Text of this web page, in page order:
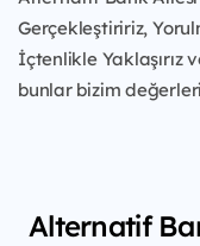
Gerçekleştiririz,
İçtenlikle Yaklaşırız
bunlar bizim
Alternatif